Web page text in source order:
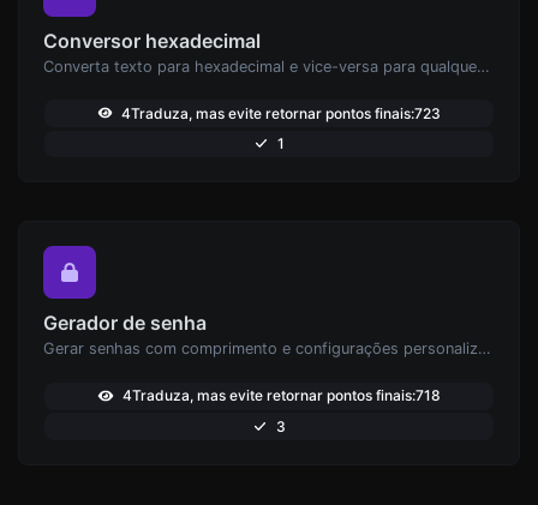
Conversor hexadecimal
Converta texto para hexadecimal e vice-versa para qualquer entrada de string.
4Traduza, mas evite retornar pontos finais:723
1
Gerador de senha
Gerar senhas com comprimento e configurações personalizadas.
4Traduza, mas evite retornar pontos finais:718
3